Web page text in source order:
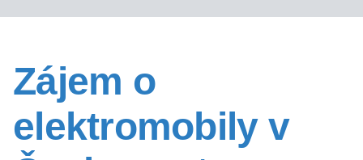
STATISTIKY
EDUKACE
MAPY
PROJEKTY
Zájem o
elektromobily v